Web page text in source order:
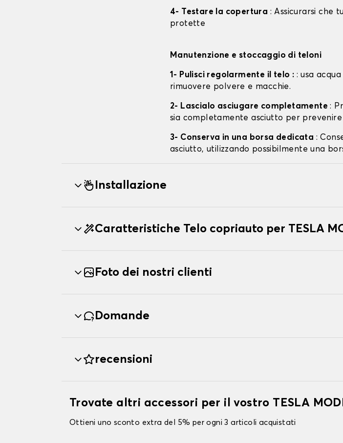
4- Testare la copertura : Assicurarsi che
protette
Manutenzione e stoccaggio di teloni
1- Pulisci regolarmente il telo : : usa
rimuovere polvere e macchie.
2- Lascialo asciugare completamente:
sia completamente asciutto per
3- Conserva in una borsa dedicata :
asciutto, utilizzando possibilmente una
Installazione
Caratteristiche Telo copriauto per TESLA
Foto dei nostri clienti
Domande
recensioni
Trovate altri accessori per il vostro TESLA
Ottieni uno sconto extra del 5% per ogni 3 articoli acquistati